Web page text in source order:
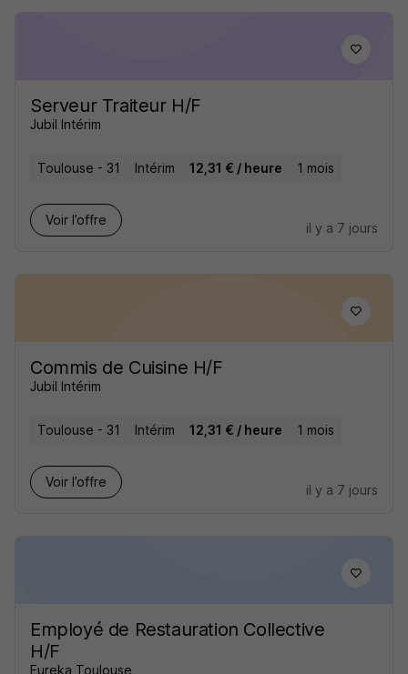
Serveur Traiteur H/F
Jubil Intérim
Toulouse - 31 Intérim 12,31 € / heure 1 mois
Voir l’offre
il y a 7 jours
Commis de Cuisine H/F
Jubil Intérim
Toulouse - 31 Intérim 12,31 € / heure 1 mois
Voir l’offre
il y a 7 jours
Employé de Restauration Collective
H/F
Eureka Toulouse